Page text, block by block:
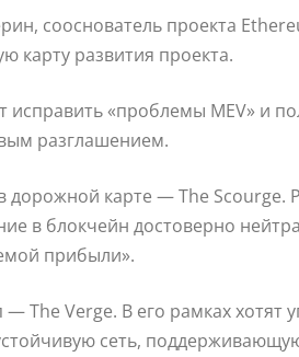
сооснователь проекта
карту развития проекта.
исправить «проблемы MEV» и
разглашением.
дорожной карте — The Scourge.
в блокчейн достоверно
прибыли».
The Verge. В его рамках хотят
сеть,